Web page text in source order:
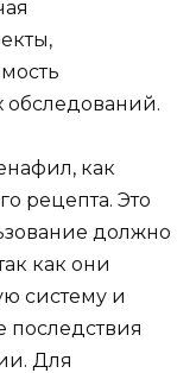
как
рецепта. Это
должно
как они
систему и
последствия
Для